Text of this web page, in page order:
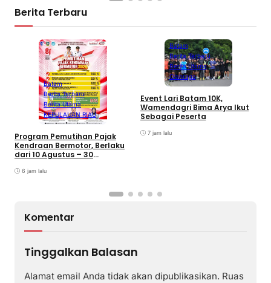
Berita Terbaru
Batam
Berita Terbaru
Berita Utama
KEPULAUAN RIAU
Program Pemutihan Pajak
Kendraan Bermotor, Berlaku
dari 10 Agustus – 30
6 jam lalu
Batam
Berita Terbaru
Berita Utama
Olahraga
Event Lari Batam 10K,
Wamendagri Bima Arya Ikut
Sebagai Peserta
7 jam lalu
Komentar
Tinggalkan Balasan
Alamat email Anda tidak akan dipublikasikan. Ruas